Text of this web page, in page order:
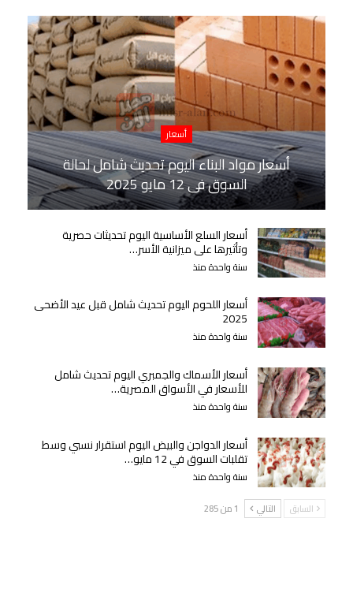
أسعار
أسعار مواد البناء اليوم تحديث شامل لحالة
السوق في 12 مايو 2025
أسعار السلع الأساسية اليوم تحديثات حصرية
وتأثيرها على ميزانية الأسر…
سنة واحدة منذ
أسعار اللحوم اليوم تحديث شامل قبل عيد الأضحى
2025
سنة واحدة منذ
أسعار الأسماك والجمبري اليوم تحديث شامل
للأسعار في الأسواق المصرية…
سنة واحدة منذ
أسعار الدواجن والبيض اليوم استقرار نسبي وسط
تقلبات السوق في 12 مايو…
سنة واحدة منذ
السابق التالي 1 من 285